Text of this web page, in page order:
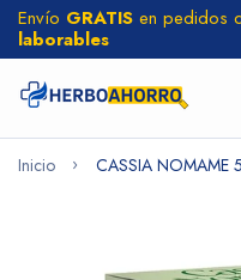
Envío GRATIS en pedidos
laborables
Inicio CASSIA NOMAME